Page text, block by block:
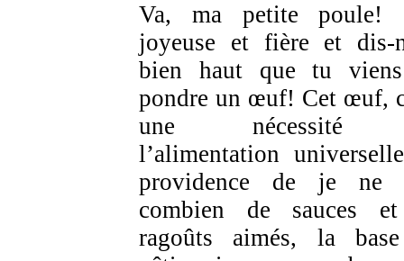
Va, ma petite poule!
joyeuse et fière et dis-
bien haut que tu
pondre un œuf! Cet œuf,
une nécessité
l’alimentation
providence de je ne
combien de sauces
ragoûts aimés, la